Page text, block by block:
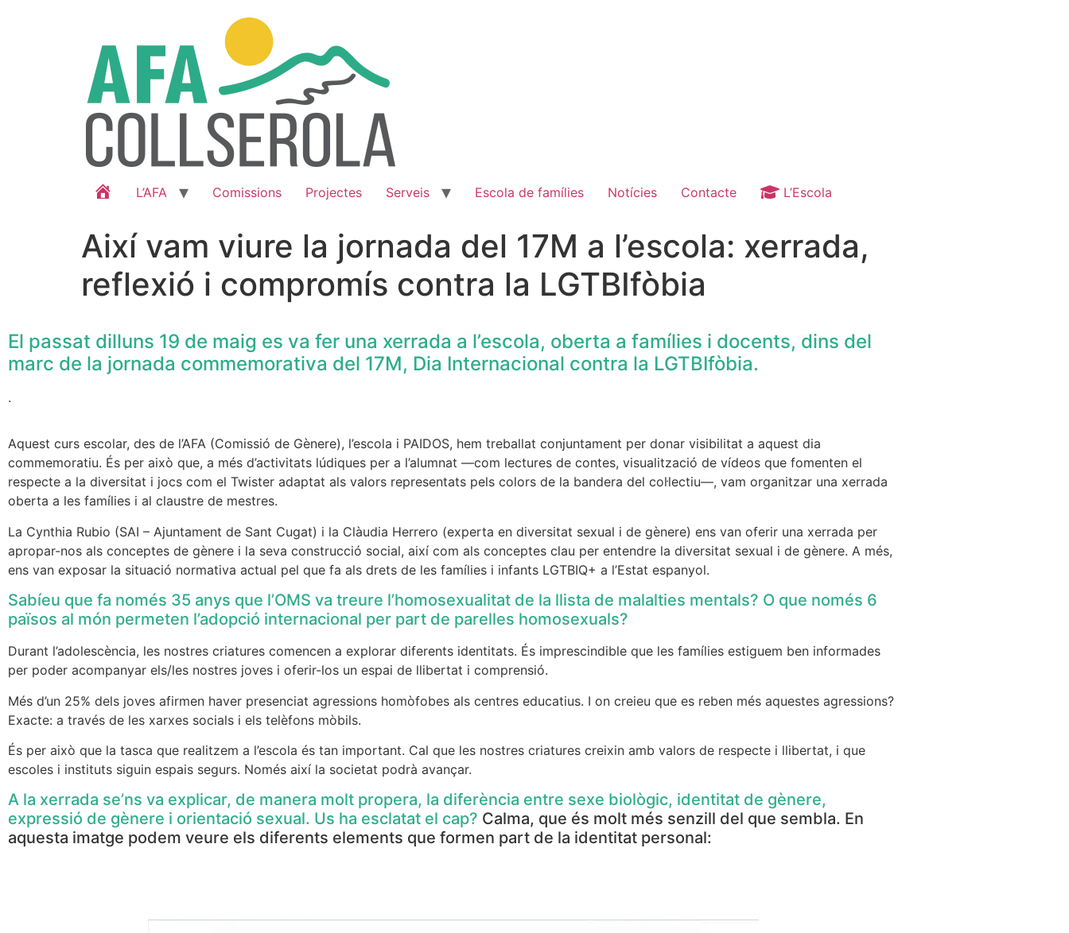
L’AFA Comissions Projectes Serveis Escola de famílies Notícies Contacte L’Escola
Així vam viure la jornada del 17M a l’escola: xerrada,
reflexió i compromís contra la LGTBIfòbia
El passat dilluns 19 de maig es va fer una xerrada a l’escola, oberta a famílies i docents, dins del
marc de la jornada commemorativa del 17M, Dia Internacional contra la LGTBIfòbia.
.
Aquest curs escolar, des de l’AFA (Comissió de Gènere), l’escola i PAIDOS, hem treballat conjuntament per donar visibilitat a aquest dia
commemoratiu. És per això que, a més d’activitats lúdiques per a l’alumnat —com lectures de contes, visualització de vídeos que fomenten el
respecte a la diversitat i jocs com el Twister adaptat als valors representats pels colors de la bandera del col·lectiu—, vam organitzar una xerrada
oberta a les famílies i al claustre de mestres.
La Cynthia Rubio (SAI – Ajuntament de Sant Cugat) i la Clàudia Herrero (experta en diversitat sexual i de gènere) ens van oferir una xerrada per
apropar-nos als conceptes de gènere i la seva construcció social, així com als conceptes clau per entendre la diversitat sexual i de gènere. A més,
ens van exposar la situació normativa actual pel que fa als drets de les famílies i infants LGTBIQ+ a l’Estat espanyol.
Sabíeu que fa només 35 anys que l’OMS va treure l’homosexualitat de la llista de malalties mentals? O que només 6
països al món permeten l’adopció internacional per part de parelles homosexuals?
Durant l’adolescència, les nostres criatures comencen a explorar diferents identitats. És imprescindible que les famílies estiguem ben informades
per poder acompanyar els/les nostres joves i oferir-los un espai de llibertat i comprensió.
Més d’un 25% dels joves afirmen haver presenciat agressions homòfobes als centres educatius. I on creieu que es reben més aquestes agressions?
Exacte: a través de les xarxes socials i els telèfons mòbils.
És per això que la tasca que realitzem a l’escola és tan important. Cal que les nostres criatures creixin amb valors de respecte i llibertat, i que
escoles i instituts siguin espais segurs. Només així la societat podrà avançar.
A la xerrada se’ns va explicar, de manera molt propera, la diferència entre sexe biològic, identitat de gènere,
expressió de gènere i orientació sexual. Us ha esclatat el cap? Calma, que és molt més senzill del que sembla. En
aquesta imatge podem veure els diferents elements que formen part de la identitat personal: